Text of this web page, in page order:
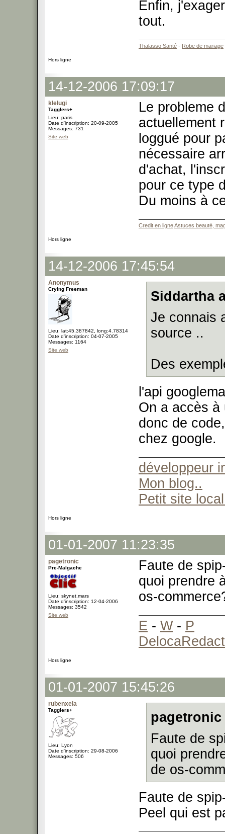
Enfin,
tout.
Thalasso Santé - Robe de mariage
Hors ligne
14-12-2006 17:09:17
klelugi
Tagglers+
Lieu: paris
Date d'inscription: 20-09-2005
Messages: 731
Site web
Le probleme
actuellement
loggué pour
nécessaire
d'achat,
pour ce type
Du moins à
Credit en ligneAstuces beauté,
Hors ligne
14-12-2006 17:45:54
Anonymus
Crying Freeman
Lieu: lat:45.387842, long:4.78314
Date d'inscription: 04-07-2005
Messages: 1164
Site web
Siddartha
Je connais
source ..
Des
l'api
On a accès à
donc de
chez google.
développeur
Mon blog..
Petit site
Hors ligne
01-01-2007 11:23:35
pagetronic
Pre-Malgache
Lieu: skynet.mars
Date d'inscription: 12-04-2006
Messages: 3542
Site web
Faute de
quoi prendre
os-
E - W- P
Hors ligne
01-01-2007 15:45:26
rubenxela
Tagglers+
Lieu: Lyon
Date d'inscription: 29-08-2006
Messages: 506
Faute de
quoi
de os-
Faute de
Peel qui est